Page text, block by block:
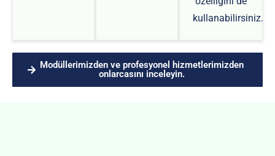
kullanabilirsiniz.
Modüllerimizden ve profesyonel hizmetlerimizden
onlarcasını inceleyin.